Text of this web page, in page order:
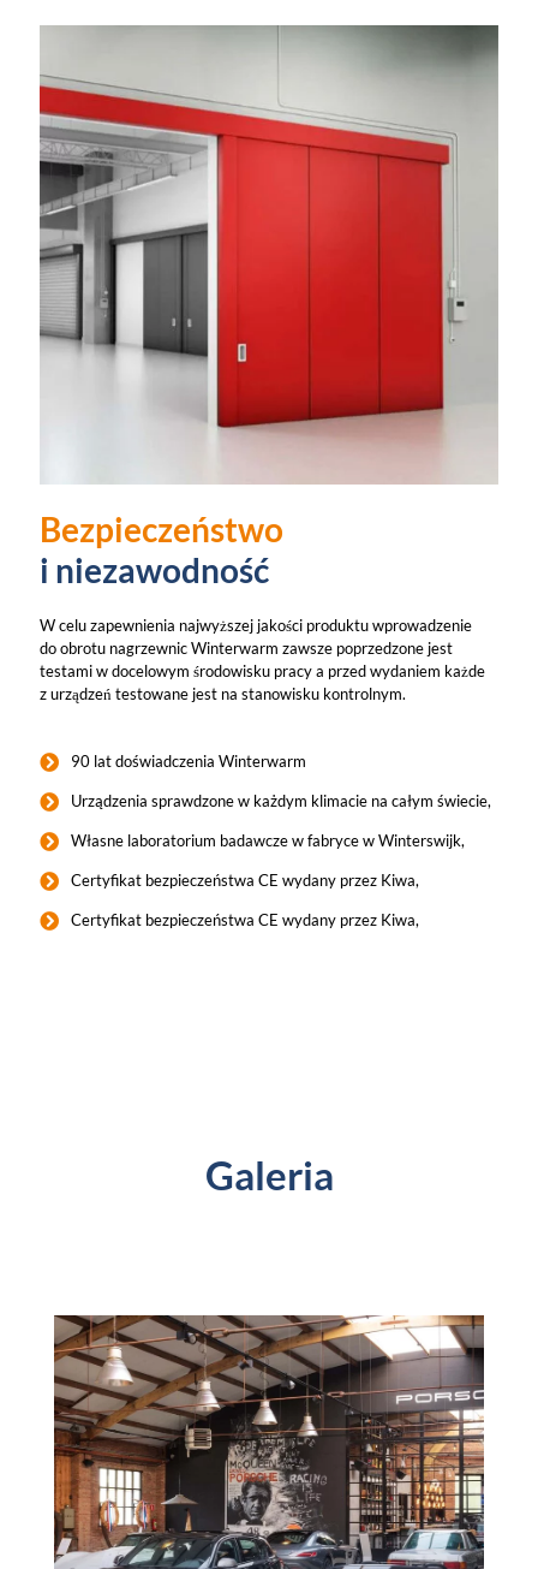
Bezpieczeństwo
i niezawodność
W celu zapewnienia najwyższej jakości produktu wprowadzenie
do obrotu nagrzewnic Winterwarm zawsze poprzedzone jest
testami w docelowym środowisku pracy a przed wydaniem każde
z urządzeń testowane jest na stanowisku kontrolnym.
90 lat doświadczenia Winterwarm
Urządzenia sprawdzone w każdym klimacie na całym świecie,
Własne laboratorium badawcze w fabryce w Winterswijk,
Certyfikat bezpieczeństwa CE wydany przez Kiwa,
Certyfikat bezpieczeństwa CE wydany przez Kiwa,
Galeria